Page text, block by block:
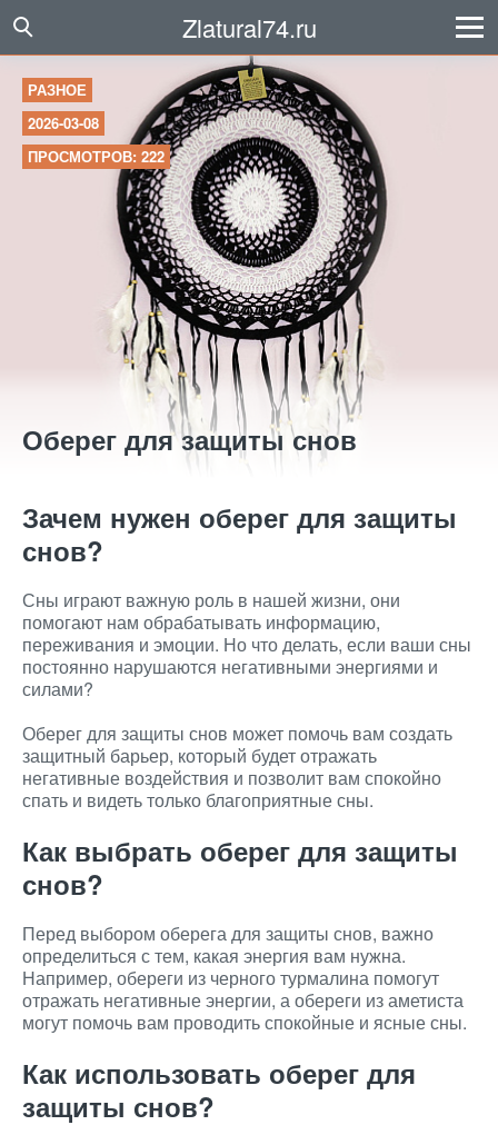
Zlatural74.ru
РАЗНОЕ
2026-03-08
ПРОСМОТРОВ: 222
Оберег для защиты снов
Зачем нужен оберег для защиты
снов?
Сны играют важную роль в нашей жизни, они
помогают нам обрабатывать информацию,
переживания и эмоции. Но что делать, если ваши сны
постоянно нарушаются негативными энергиями и
силами?
Оберег для защиты снов может помочь вам создать
защитный барьер, который будет отражать
негативные воздействия и позволит вам спокойно
спать и видеть только благоприятные сны.
Как выбрать оберег для защиты
снов?
Перед выбором оберега для защиты снов, важно
определиться с тем, какая энергия вам нужна.
Например, обереги из черного турмалина помогут
отражать негативные энергии, а обереги из аметиста
могут помочь вам проводить спокойные и ясные сны.
Как использовать оберег для
защиты снов?